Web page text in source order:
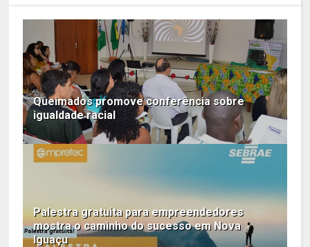
Queimados promove conferência sobre
igualdade racial
Palestra gratuita para empreendedores
mostra o caminho do sucesso em Nova
Iguaçu